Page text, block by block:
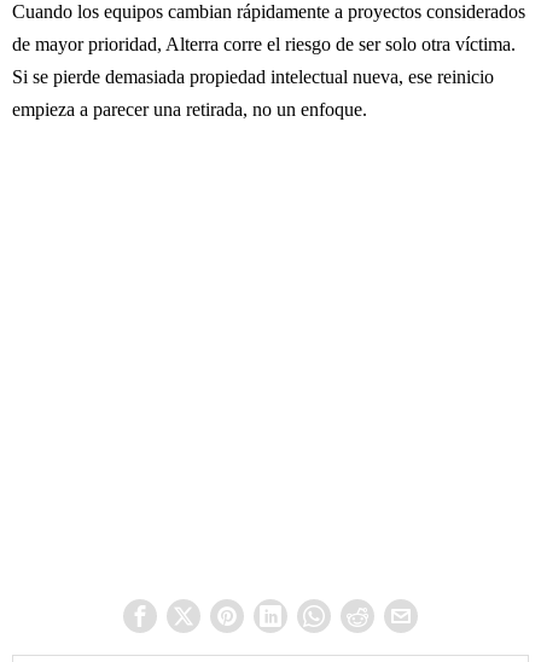
Cuando los equipos cambian rápidamente a proyectos considerados
de mayor prioridad, Alterra corre el riesgo de ser solo otra víctima.
Si se pierde demasiada propiedad intelectual nueva, ese reinicio
empieza a parecer una retirada, no un enfoque.